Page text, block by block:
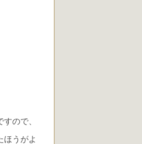
ので、
ほうがよ